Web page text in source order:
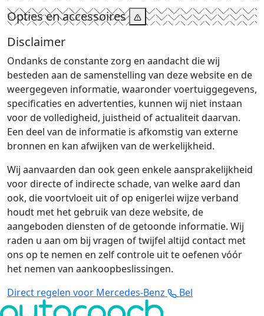
Opties en accessoires
Disclaimer
Ondanks de constante zorg en aandacht die wij
besteden aan de samenstelling van deze website en de
weergegeven informatie, waaronder voertuiggegevens,
specificaties en advertenties, kunnen wij niet instaan
voor de volledigheid, juistheid of actualiteit daarvan.
Een deel van de informatie is afkomstig van externe
bronnen en kan afwijken van de werkelijkheid.
Wij aanvaarden dan ook geen enkele aansprakelijkheid
voor directe of indirecte schade, van welke aard dan
ook, die voortvloeit uit of op enigerlei wijze verband
houdt met het gebruik van deze website, de
aangeboden diensten of de getoonde informatie. Wij
raden u aan om bij vragen of twijfel altijd contact met
ons op te nemen en zelf controle uit te oefenen vóór
het nemen van aankoopbeslissingen.
Direct regelen voor Mercedes-Benz
Bel